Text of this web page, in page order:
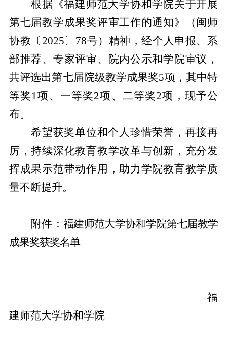
根据《福建师范大学协和学院关于开展
第七届教学成果奖评审工作的通知》（闽师
协教〔 2025〕78号）精神，经个人申报、系
部推荐、专家评审、
院内公示和学院审议 ，
共评选出第七届院级教学成果奖5项，其中特
等奖1 项、一等奖2项、二等奖2项，现予公
布。
希望获奖单位和个人珍惜荣誉，再接再
厉，持续深化教育教学改革与创新，充分发
挥成果示范带动作用，助力学院教育教学质
量不断提升。
附件：福建师范大学协和学院第七届教学
成果奖获奖名单
福
建师范大学协和学院